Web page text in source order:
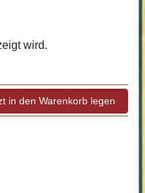
wird.